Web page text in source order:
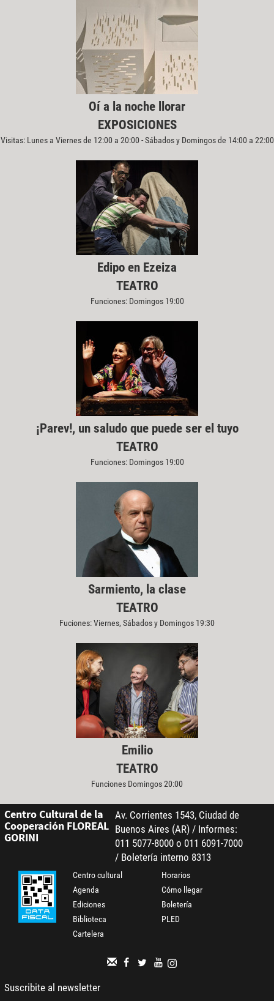
Oí a la noche llorar
EXPOSICIONES
Visitas: Lunes a Viernes de 12:00 a 20:00 - Sábados y Domingos de 14:00 a 22:00
Edipo en Ezeiza
TEATRO
Funciones: Domingos 19:00
¡Parev!, un saludo que puede ser el tuyo
TEATRO
Funciones: Domingos 19:00
Sarmiento, la clase
TEATRO
Fuciones: Viernes, Sábados y Domingos 19:30
Emilio
TEATRO
Funciones Domingos 20:00
Centro Cultural de la
Cooperación FLOREAL
GORINI
Av. Corrientes 1543, Ciudad de
Buenos Aires (AR) / Informes:
011 5077-8000 o 011 6091-7000
/ Boletería interno 8313
Centro cultural
Agenda
Ediciones
Biblioteca
Cartelera
Horarios
Cómo llegar
Boletería
PLED
Suscribite al newsletter